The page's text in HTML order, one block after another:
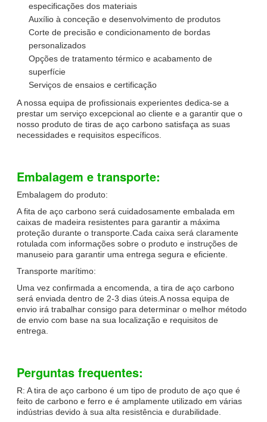
especificações dos materiais
Auxílio à conceção e desenvolvimento de produtos
Corte de precisão e condicionamento de bordas
personalizados
Opções de tratamento térmico e acabamento de
superfície
Serviços de ensaios e certificação
A nossa equipa de profissionais experientes dedica-se a
prestar um serviço excepcional ao cliente e a garantir que o
nosso produto de tiras de aço carbono satisfaça as suas
necessidades e requisitos específicos.
Embalagem e transporte:
Embalagem do produto:
A fita de aço carbono será cuidadosamente embalada em
caixas de madeira resistentes para garantir a máxima
proteção durante o transporte.Cada caixa será claramente
rotulada com informações sobre o produto e instruções de
manuseio para garantir uma entrega segura e eficiente.
Transporte marítimo:
Uma vez confirmada a encomenda, a tira de aço carbono
será enviada dentro de 2-3 dias úteis.A nossa equipa de
envio irá trabalhar consigo para determinar o melhor método
de envio com base na sua localização e requisitos de
entrega.
Perguntas frequentes:
R: A tira de aço carbono é um tipo de produto de aço que é
feito de carbono e ferro e é amplamente utilizado em várias
indústrias devido à sua alta resistência e durabilidade.